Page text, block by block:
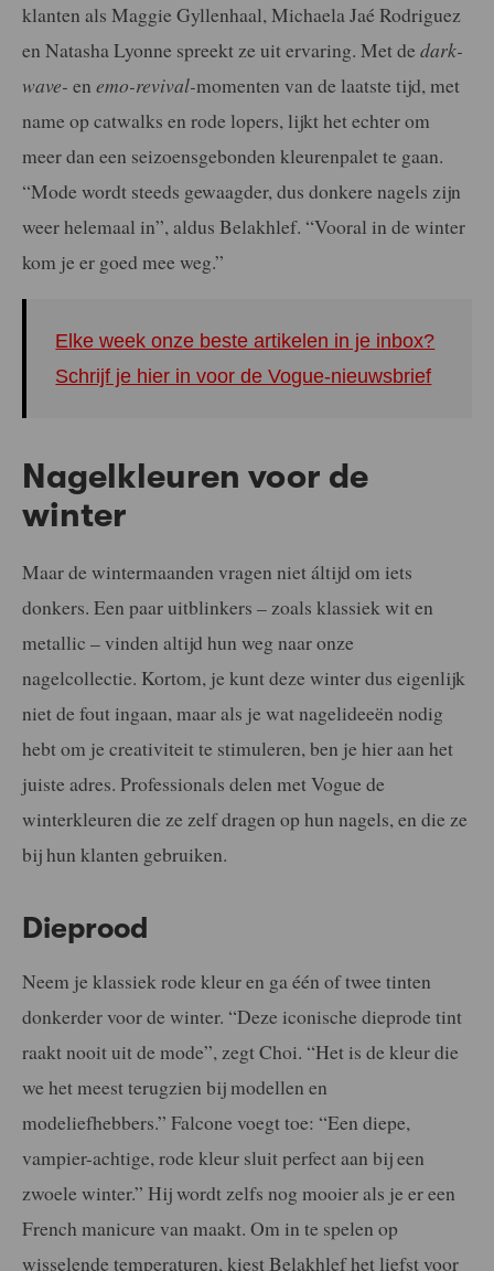
klanten als Maggie Gyllenhaal, Michaela Jaé Rodriguez
en Natasha Lyonne spreekt ze uit ervaring. Met de dark-
wave- en emo-revival-momenten van de laatste tijd, met
name op catwalks en rode lopers, lijkt het echter om
meer dan een seizoensgebonden kleurenpalet te gaan.
“Mode wordt steeds gewaagder, dus donkere nagels zijn
weer helemaal in”, aldus Belakhlef. “Vooral in de winter
kom je er goed mee weg.”
Elke week onze beste artikelen in je inbox?
Schrijf je hier in voor de Vogue-nieuwsbrief
Nagelkleuren voor de
winter
Maar de wintermaanden vragen niet áltijd om iets
donkers. Een paar uitblinkers – zoals klassiek wit en
metallic – vinden altijd hun weg naar onze
nagelcollectie. Kortom, je kunt deze winter dus eigenlijk
niet de fout ingaan, maar als je wat nagelideeën nodig
hebt om je creativiteit te stimuleren, ben je hier aan het
juiste adres. Professionals delen met Vogue de
winterkleuren die ze zelf dragen op hun nagels, en die ze
bij hun klanten gebruiken.
Dieprood
Neem je klassiek rode kleur en ga één of twee tinten
donkerder voor de winter. “Deze iconische dieprode tint
raakt nooit uit de mode”, zegt Choi. “Het is de kleur die
we het meest terugzien bij modellen en
modeliefhebbers.” Falcone voegt toe: “Een diepe,
vampier-achtige, rode kleur sluit perfect aan bij een
zwoele winter.” Hij wordt zelfs nog mooier als je er een
French manicure van maakt. Om in te spelen op
wisselende temperaturen, kiest Belakhlef het liefst voor